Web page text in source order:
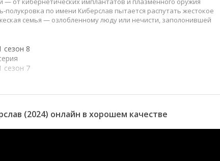
полукровка по имени Киберслав пытается распутать жестокое
семья — озлобленному люду или нечисти, заполонившей
сезон 8
сезон 7
серия
(2024) онлайн в хорошем качестве